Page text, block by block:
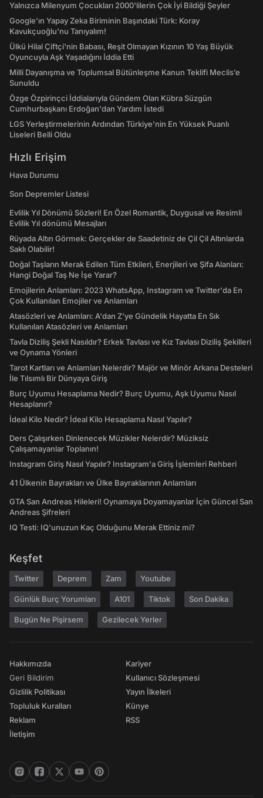
Yalnızca Milenyum Çocukları 2000'lilerin Çok İyi Bildiği Şeyler
Google'ın Yapay Zeka Biriminin Başındaki Türk: Koray
Kavukçuoğlu'nu Tanıyalım!
Ülkü Hilal Çiftçi'nin Babası, Reşit Olmayan Kızının 10 Yaş Büyük
Oyuncuyla Aşk Yaşadığını İddia Etti
Milli Dayanışma ve Toplumsal Bütünleşme Kanun Teklifi Meclis’e
Sunuldu
Özge Özpirinçci İddialarıyla Gündem Olan Kübra Süzgün
Cumhurbaşkanı Erdoğan'dan Yardım İstedi
LGS Yerleştirmelerinin Ardından Türkiye'nin En Yüksek Puanlı
Liseleri Belli Oldu
Hızlı Erişim
Hava Durumu
Son Depremler Listesi
Evlilik Yıl Dönümü Sözleri! En Özel Romantik, Duygusal ve Resimli
Evlilik Yıl dönümü Mesajları
Rüyada Altın Görmek: Gerçekler de Saadetiniz de Çil Çil Altınlarda
Saklı Olabilir!
Doğal Taşların Merak Edilen Tüm Etkileri, Enerjileri ve Şifa Alanları:
Hangi Doğal Taş Ne İşe Yarar?
Emojilerin Anlamları: 2023 WhatsApp, Instagram ve Twitter'da En
Çok Kullanılan Emojiler ve Anlamları
Atasözleri ve Anlamları: A'dan Z'ye Gündelik Hayatta En Sık
Kullanılan Atasözleri ve Anlamları
Tavla Diziliş Şekli Nasıldır? Erkek Tavlası ve Kız Tavlası Diziliş Şekilleri
ve Oynama Yönleri
Tarot Kartları ve Anlamları Nelerdir? Majör ve Minör Arkana Desteleri
İle Tılsımlı Bir Dünyaya Giriş
Burç Uyumu Hesaplama Nedir? Burç Uyumu, Aşk Uyumu Nasıl
Hesaplanır?
İdeal Kilo Nedir? İdeal Kilo Hesaplama Nasıl Yapılır?
Ders Çalışırken Dinlenecek Müzikler Nelerdir? Müziksiz
Çalışamayanlar Toplanın!
Instagram Giriş Nasıl Yapılır? Instagram'a Giriş İşlemleri Rehberi
41 Ülkenin Bayrakları ve Ülke Bayraklarının Anlamları
GTA San Andreas Hileleri! Oynamaya Doyamayanlar İçin Güncel San
Andreas Şifreleri
IQ Testi: IQ'unuzun Kaç Olduğunu Merak Ettiniz mi?
Keşfet
Twitter Deprem Zam Youtube
Günlük Burç Yorumları A101 Tiktok Son Dakika
Bugün Ne Pişirsem Gezilecek Yerler
Hakkımızda
Geri Bildirim
Gizlilik Politikası
Topluluk Kuralları
Reklam
İletişim
Kariyer
Kullanıcı Sözleşmesi
Yayın İlkeleri
Künye
RSS